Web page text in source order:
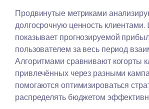
Продвинутые метриками
долгосрочную ценность
показывает прогнозируемой
пользователем за весь период
Алгоритмами сравнивают когорты
привлечённых через разными
помогаются оптимизироваться
распределять бюджетом